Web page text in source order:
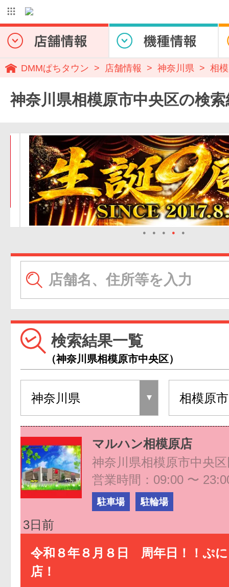
DMMぱちタウン 店舗情報 神奈川県 相
神奈川県相模原市中央区の検
● ● ● ● ●
検索結果一覧
（神奈川県相模原市中央区）
マルハン相模原店
営業時間：09:00 〜
駐車場 駐輪場
3日前
令和８年８月８日 周年日！！ぷ
店！